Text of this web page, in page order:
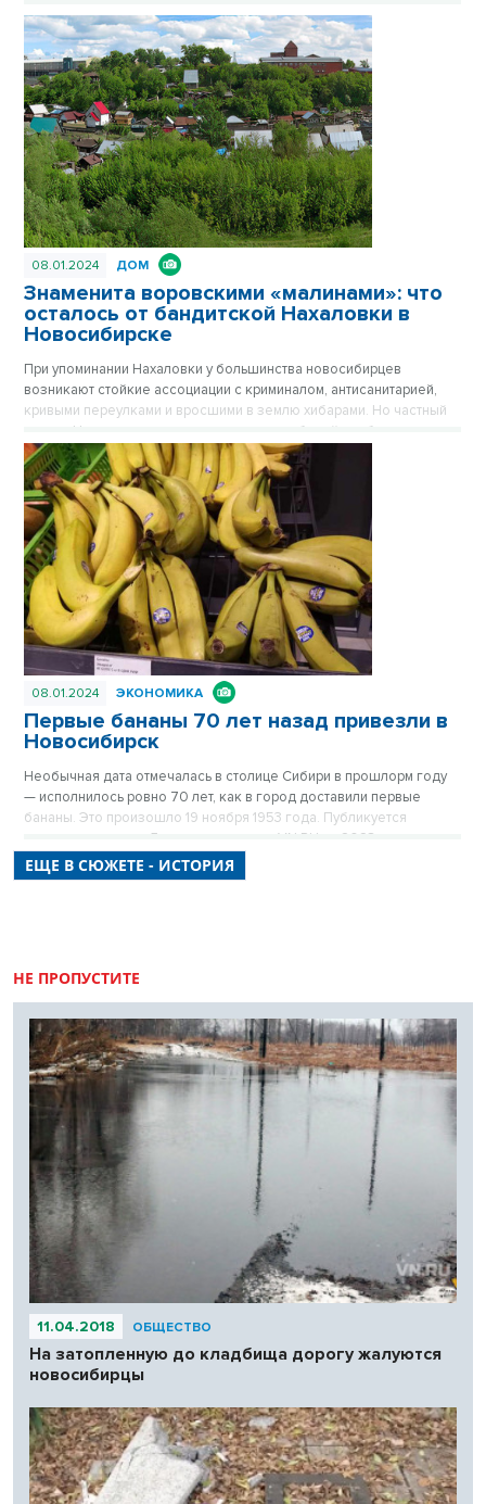
спрятано за хрущевками, его хорошо видно только с высоких
точек обзора. Впрочем, с окружением Башне никогда не везло.
Сначала вокруг была картошка, которую сажали жители
окрестных деревень, затем возникли пятиэтажки, а после
зашумела пестрая барахолка на площади Маркса. Публикуется
повторно в цикле «Лучшие материалы VN.RU за 2023 год».
08.01.2024 ДОМ
Знаменита воровскими «малинами»: что
осталось от бандитской Нахаловки в
Новосибирске
При упоминании Нахаловки у большинства новосибирцев
возникают стойкие ассоциации с криминалом, антисанитарией,
кривыми переулками и вросшими в землю хибарами. Но частный
сектор Нахаловки, где сильны правила рабочей слободки, уже не
тот, что прежде. Дома здесь примерили одежду из сайдинга, есть
водопровод, проводится газ. Здесь даже родился самый
легендарный герой Новосибирска, но инвесторы все еще
обходят стороной близкую к Оби территорию. Публикуется
повторно в цикле «Лучшие материалы VN.RU за 2023 год».
08.01.2024 ЭКОНОМИКА
Первые бананы 70 лет назад привезли в
Новосибирск
Необычная дата отмечалась в столице Сибири в прошлорм году
— исполнилось ровно 70 лет, как в город доставили первые
бананы. Это произошло 19 ноября 1953 года. Публикуется
повторно в цикле «Лучшие материалы VN.RU за 2023 год».
ЕЩЕ В СЮЖЕТЕ - ИСТОРИЯ
НЕ ПРОПУСТИТЕ
11.04.2018 ОБЩЕСТВО
На затопленную до кладбища дорогу жалуются
новосибирцы